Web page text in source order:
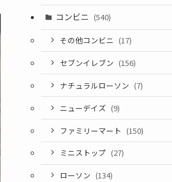
コンビニ (540)
その他コンビニ (17)
セブンイレブン (156)
ナチュラルローソン (7)
ニューデイズ (9)
ファミリーマート (150)
ミニストップ (27)
ローソン (134)